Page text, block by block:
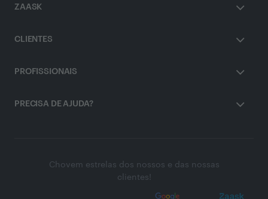
ZAASK
CLIENTES
PROFISSIONAIS
PRECISA DE AJUDA?
Chovem estrelas dos nossos e das nossas
clientes!